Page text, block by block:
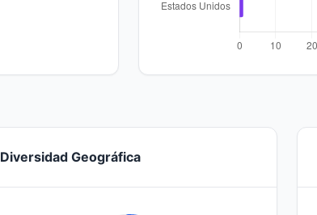
Diversidad Geográfica